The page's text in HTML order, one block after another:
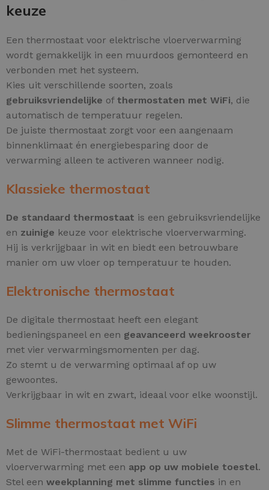
keuze
Een thermostaat voor elektrische vloerverwarming
wordt gemakkelijk in een muurdoos gemonteerd en
verbonden met het systeem.
Kies uit verschillende soorten, zoals
gebruiksvriendelijke of thermostaten met WiFi, die
automatisch de temperatuur regelen.
De juiste thermostaat zorgt voor een aangenaam
binnenklimaat én energiebesparing door de
verwarming alleen te activeren wanneer nodig.
Klassieke thermostaat
De standaard thermostaat is een gebruiksvriendelijke
en zuinige keuze voor elektrische vloerverwarming.
Hij is verkrijgbaar in wit en biedt een betrouwbare
manier om uw vloer op temperatuur te houden.
Elektronische thermostaat
De digitale thermostaat heeft een elegant
bedieningspaneel en een geavanceerd weekrooster
met vier verwarmingsmomenten per dag.
Zo stemt u de verwarming optimaal af op uw
gewoontes.
Verkrijgbaar in wit en zwart, ideaal voor elke woonstijl.
Slimme thermostaat met WiFi
Met de WiFi-thermostaat bedient u uw
vloerverwarming met een app op uw mobiele toestel.
Stel een weekplanning met slimme functies in en